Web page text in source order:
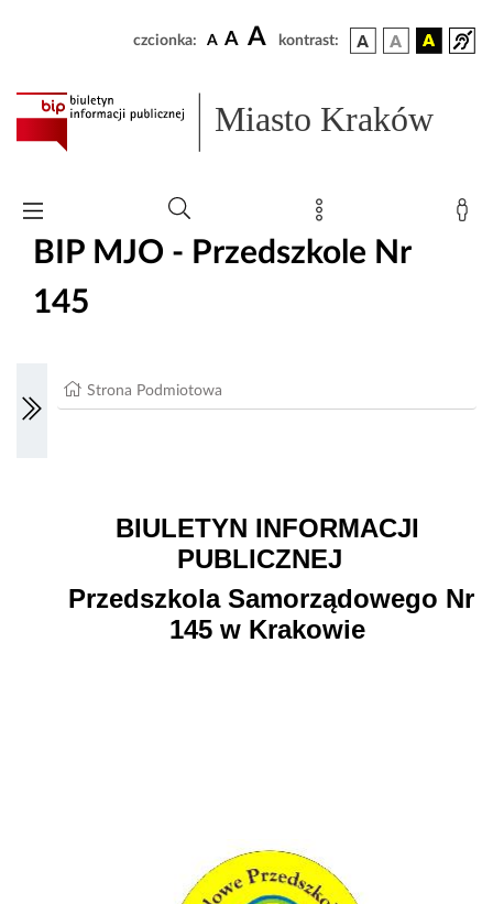
czcionka: A A A kontrast:
Miasto Kraków
BIP MJO - Przedszkole Nr
145
Strona Podmiotowa
BIULETYN INFORMACJI
PUBLICZNEJ
Przedszkola Samorządowego Nr
145 w Krakowie